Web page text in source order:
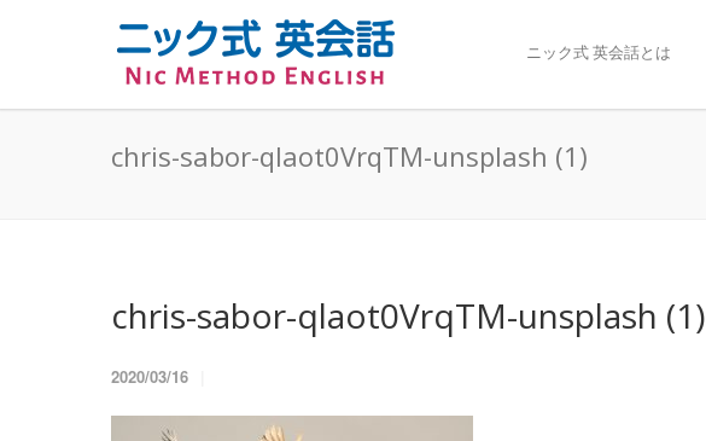
ニック式 英会話とは
chris-sabor-qlaot0VrqTM-unsplash (1)
chris-sabor-qlaot0VrqTM-unsplash (1)
2020/03/16